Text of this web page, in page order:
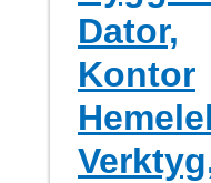
Dator,
Kontor